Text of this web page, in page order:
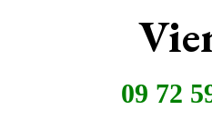
09 72